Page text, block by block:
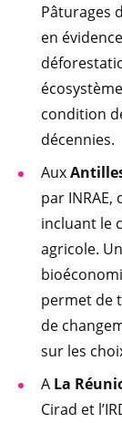
Pâturages
en
condition
décennies.
Aux
par
incluant le
agricole.
permet de
de
sur les
A La
Cirad et